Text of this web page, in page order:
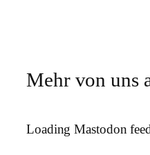
Mehr von uns
Loading Mastodon